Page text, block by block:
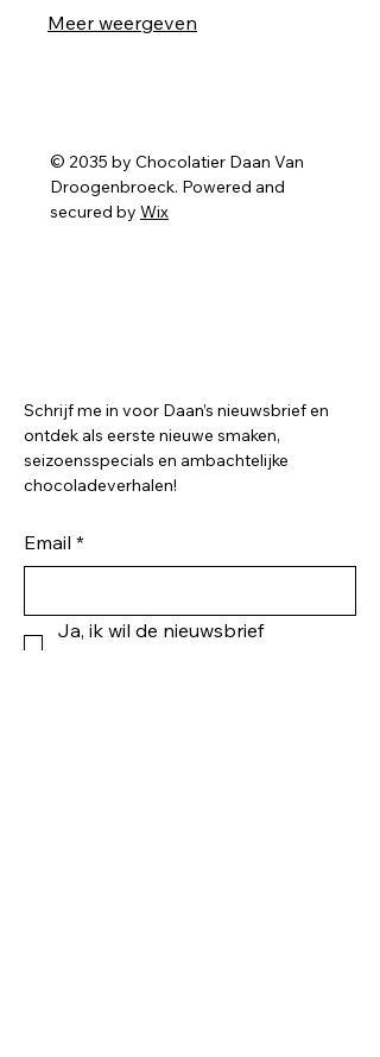
Meer weergeven
© 2035 by Chocolatier Daan Van
Droogenbroeck. Powered and
secured by Wix
Schrijf me in voor Daan’s nieuwsbrief en
ontdek als eerste nieuwe smaken,
seizoensspecials en ambachtelijke
chocoladeverhalen!
Email *
Ja, ik wil de nieuwsbrief